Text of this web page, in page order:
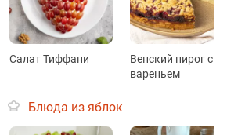
Салат Тиффани
Венский пирог с
вареньем
Блюда из яблок